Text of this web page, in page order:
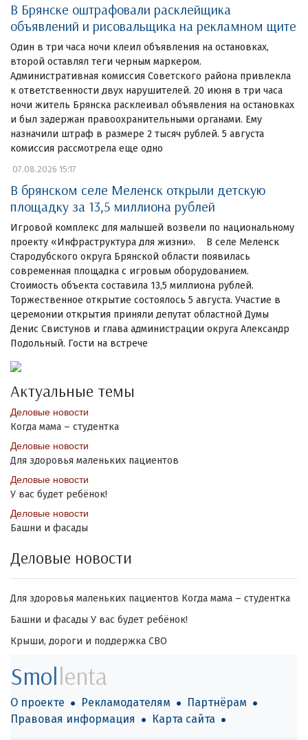
В Брянске оштрафовали расклейщика
объявлений и рисовальщика на рекламном щите
Один в три часа ночи клеил объявления на остановках,
второй оставлял теги черным маркером.
Административная комиссия Советского района привлекла
к ответственности двух нарушителей. 20 июня в три часа
ночи житель Брянска расклеивал объявления на остановках
и был задержан правоохранительными органами. Ему
назначили штраф в размере 2 тысяч рублей. 5 августа
комиссия рассмотрела еще одно
07.08.2026 15:17
В брянском селе Меленск открыли детскую
площадку за 13,5 миллиона рублей
Игровой комплекс для малышей возвели по национальному
проекту «Инфраструктура для жизни». В селе Меленск
Стародубского округа Брянской области появилась
современная площадка с игровым оборудованием.
Стоимость объекта составила 13,5 миллиона рублей.
Торжественное открытие состоялось 5 августа. Участие в
церемонии открытия приняли депутат областной Думы
Денис Свистунов и глава администрации округа Александр
Подольный. Гости на встрече
Актуальные темы
Деловые новости
Когда мама – студентка
Деловые новости
Для здоровья маленьких пациентов
Деловые новости
У вас будет ребёнок!
Деловые новости
Башни и фасады
Деловые новости
Для здоровья маленьких пациентов Когда мама – студентка
Башни и фасады У вас будет ребёнок!
Крыши, дороги и поддержка СВО
Smollenta
О проекте Рекламодателям
Партнёрам
Правовая информация
Карта сайта